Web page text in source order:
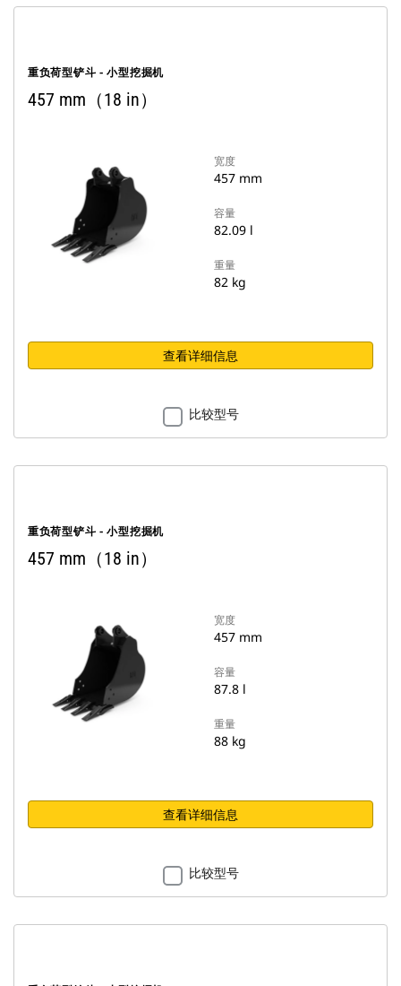
重负荷型铲斗 - 小型挖掘机
457 mm（18 in）
宽度
457 mm
容量
82.09 l
重量
82 kg
查看详细信息
比较型号
重负荷型铲斗 - 小型挖掘机
457 mm（18 in）
宽度
457 mm
容量
87.8 l
重量
88 kg
查看详细信息
比较型号